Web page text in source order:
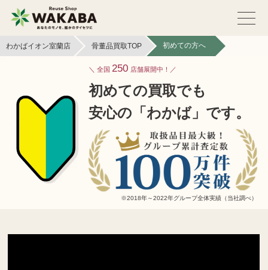
わかばイオン室蘭店 骨董品買取TOP 初めての方へ
全国 250 店舗展開中！
初めての買取でも
安心の「わかば」です。
※2018年～2022年グループ全体実績（当社調べ）